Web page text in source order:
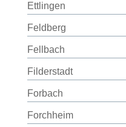
Ettlingen
Feldberg
Fellbach
Filderstadt
Forbach
Forchheim